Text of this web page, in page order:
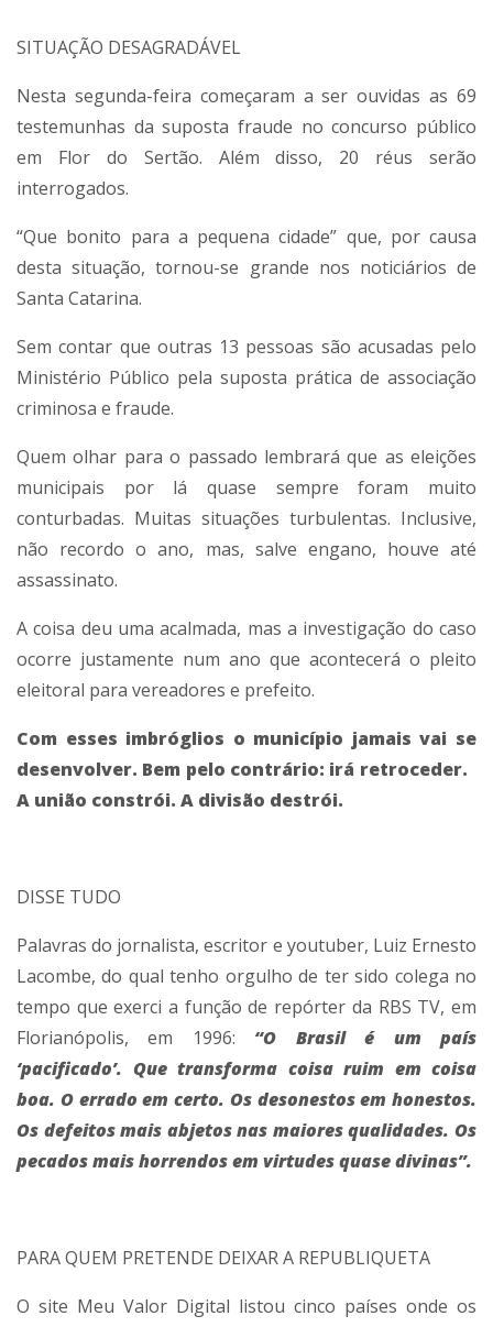
SITUAÇÃO DESAGRADÁVEL
Nesta segunda-feira começaram a ser ouvidas as 69
testemunhas da suposta fraude no concurso público
em Flor do Sertão. Além disso, 20 réus serão
interrogados.
“Que bonito para a pequena cidade” que, por causa
desta situação, tornou-se grande nos noticiários de
Santa Catarina.
Sem contar que outras 13 pessoas são acusadas pelo
Ministério Público pela suposta prática de associação
criminosa e fraude.
Quem olhar para o passado lembrará que as eleições
municipais por lá quase sempre foram muito
conturbadas. Muitas situações turbulentas. Inclusive,
não recordo o ano, mas, salve engano, houve até
assassinato.
A coisa deu uma acalmada, mas a investigação do caso
ocorre justamente num ano que acontecerá o pleito
eleitoral para vereadores e prefeito.
Com esses imbróglios o município jamais vai se
desenvolver. Bem pelo contrário: irá retroceder.
A união constrói. A divisão destrói.
DISSE TUDO
Palavras do jornalista, escritor e youtuber, Luiz Ernesto
Lacombe, do qual tenho orgulho de ter sido colega no
tempo que exerci a função de repórter da RBS TV, em
Florianópolis, em 1996: “O Brasil é um país
‘pacificado’. Que transforma coisa ruim em coisa
boa. O errado em certo. Os desonestos em honestos.
Os defeitos mais abjetos nas maiores qualidades. Os
pecados mais horrendos em virtudes quase divinas”.
PARA QUEM PRETENDE DEIXAR A REPUBLIQUETA
O site Meu Valor Digital listou cinco países onde os